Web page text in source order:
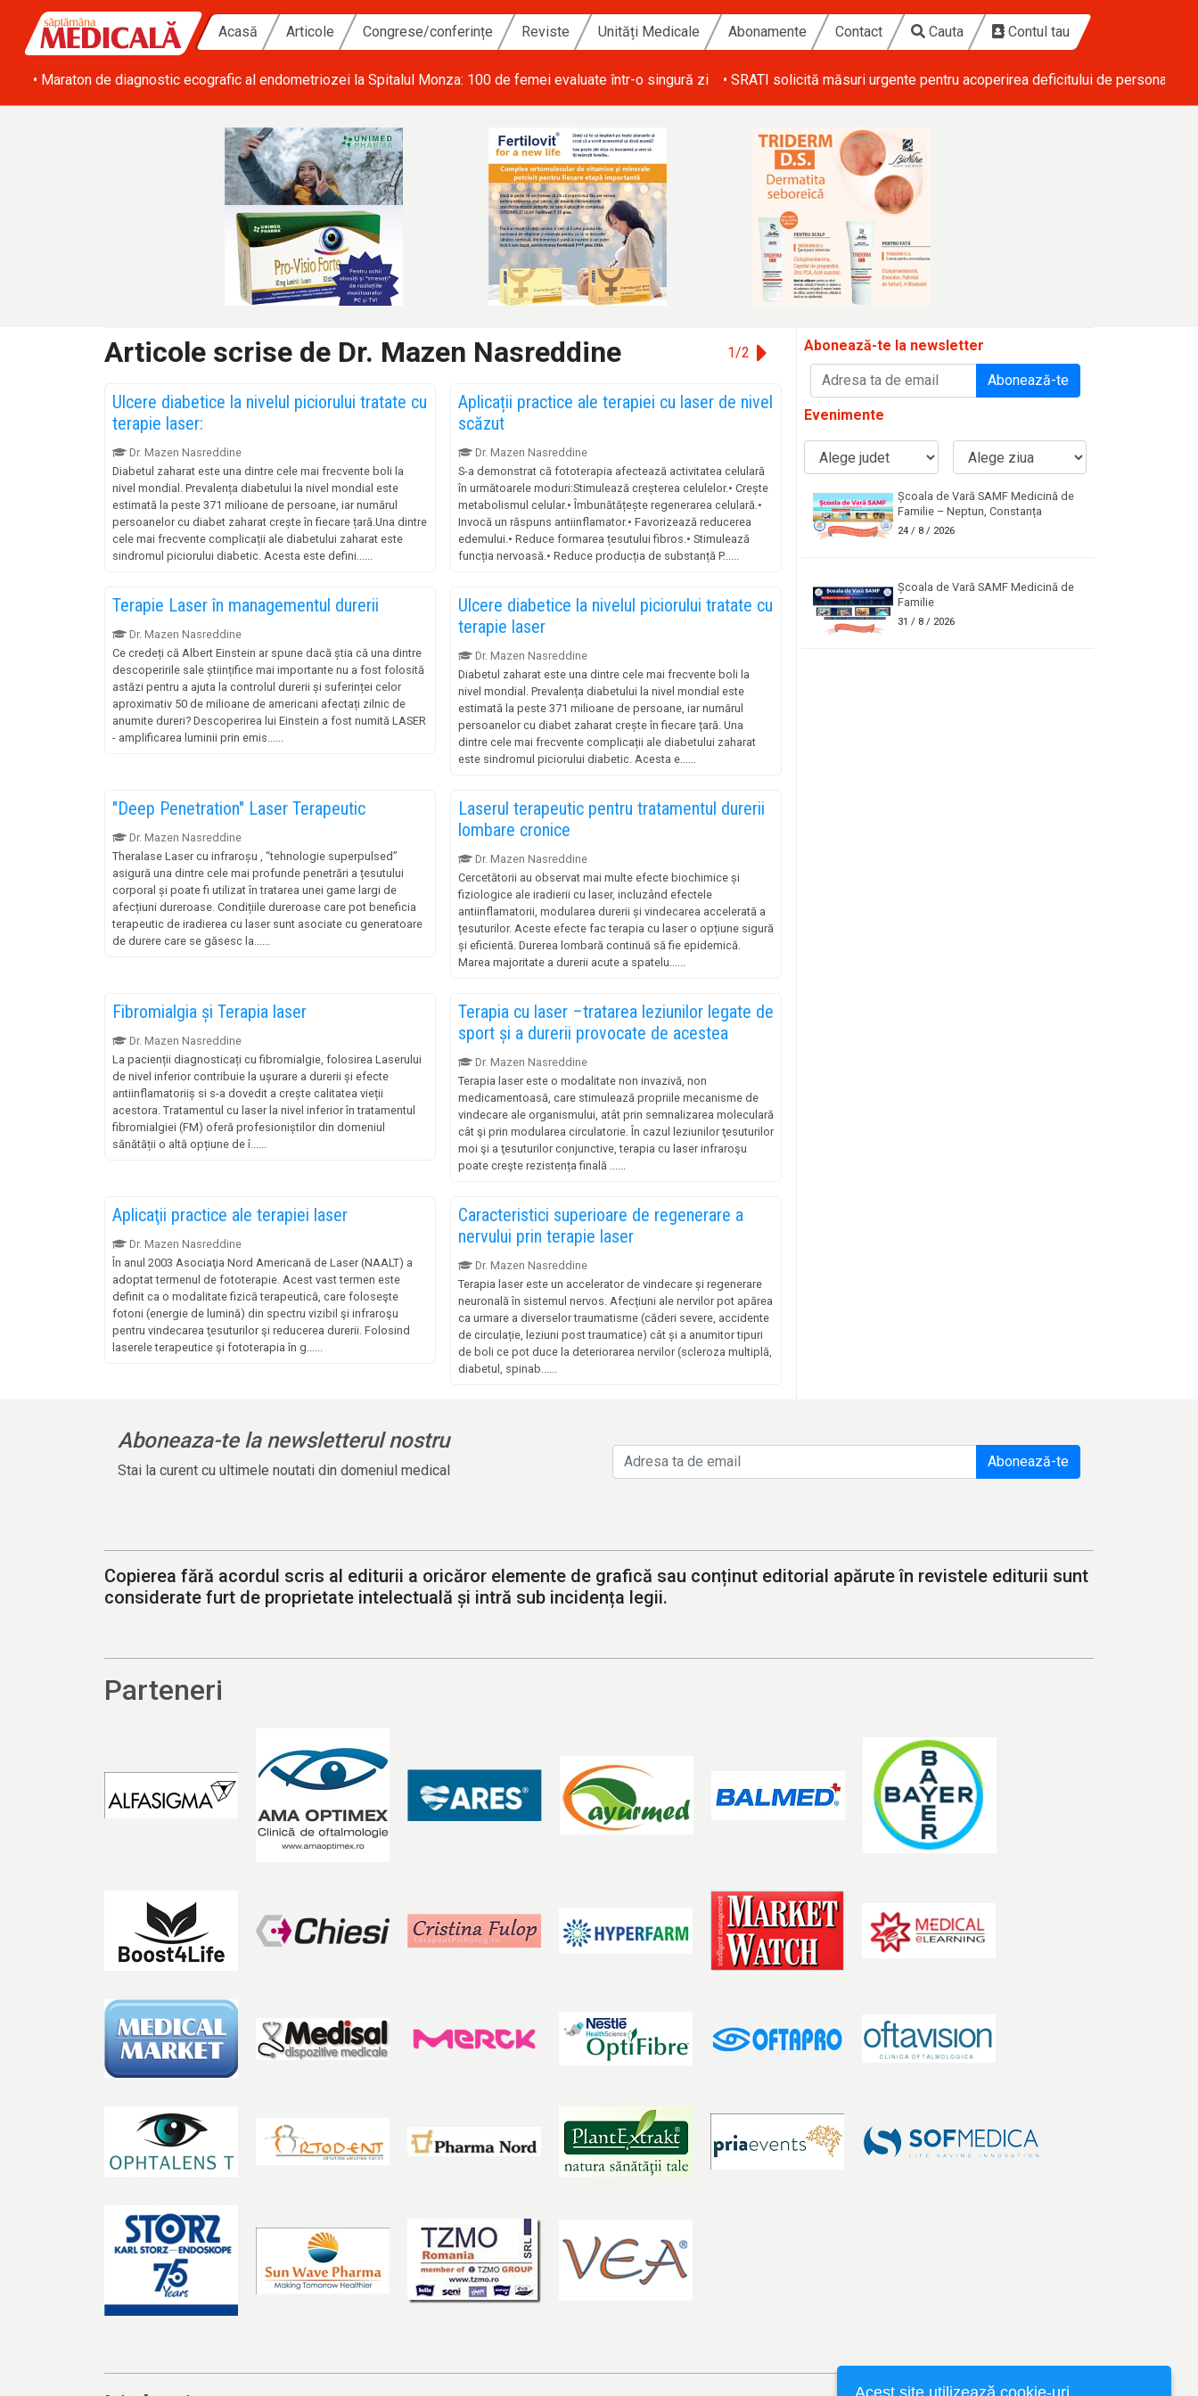
Acasă Articole Congrese/conferințe Reviste Unități Medicale Abonamente Contact Cauta Contul tau
• SRATI solicită măsuri urgente pentru acoperirea deficitului de personal din ATI și salarizarea echitabilă a personalului medical • Ponderas Academic Hospital investește 1,7 milioane
Articole scrise de Dr. Mazen Nasreddine 1/2
Ulcere diabetice la nivelul piciorului tratate cu
terapie laser:
Dr. Mazen Nasreddine
Diabetul zaharat este una dintre cele mai frecvente boli la
nivel mondial. Prevalența diabetului la nivel mondial este
estimată la peste 371 milioane de persoane, iar numărul
persoanelor cu diabet zaharat crește în fiecare țară.Una dintre
cele mai frecvente complicații ale diabetului zaharat este
sindromul piciorului diabetic. Acesta este defini......
Aplicații practice ale terapiei cu laser de nivel
scăzut
Dr. Mazen Nasreddine
S-a demonstrat că fototerapia afectează activitatea celulară
în următoarele moduri:Stimulează creșterea celulelor.• Crește
metabolismul celular.• Îmbunătățește regenerarea celulară.•
Invocă un răspuns antiinflamator.• Favorizează reducerea
edemului.• Reduce formarea țesutului fibros.• Stimulează
funcția nervoasă.• Reduce producția de substanță P......
Terapie Laser în managementul durerii
Dr. Mazen Nasreddine
Ce credeți că Albert Einstein ar spune dacă știa că una dintre
descoperirile sale științifice mai importante nu a fost folosită
astăzi pentru a ajuta la controlul durerii și suferinței celor
aproximativ 50 de milioane de americani afectați zilnic de
anumite dureri? Descoperirea lui Einstein a fost numită LASER
- amplificarea luminii prin emis......
Ulcere diabetice la nivelul piciorului tratate cu
terapie laser
Dr. Mazen Nasreddine
Diabetul zaharat este una dintre cele mai frecvente boli la
nivel mondial. Prevalența diabetului la nivel mondial este
estimată la peste 371 milioane de persoane, iar numărul
persoanelor cu diabet zaharat crește în fiecare țară. Una
dintre cele mai frecvente complicații ale diabetului zaharat
este sindromul piciorului diabetic. Acesta e......
"Deep Penetration" Laser Terapeutic
Dr. Mazen Nasreddine
Theralase Laser cu infraroșu , “tehnologie superpulsed”
asigură una dintre cele mai profunde penetrări a țesutului
corporal și poate fi utilizat în tratarea unei game largi de
afecțiuni dureroase. Condițiile dureroase care pot beneficia
terapeutic de iradierea cu laser sunt asociate cu generatoare
de durere care se găsesc la......
Laserul terapeutic pentru tratamentul durerii
lombare cronice
Dr. Mazen Nasreddine
Cercetătorii au observat mai multe efecte biochimice și
fiziologice ale iradierii cu laser, incluzând efectele
antiinflamatorii, modularea durerii și vindecarea accelerată a
țesuturilor. Aceste efecte fac terapia cu laser o opțiune sigură
și eficientă. Durerea lombară continuă să fie epidemică.
Marea majoritate a durerii acute a spatelu......
Fibromialgia și Terapia laser
Dr. Mazen Nasreddine
La pacienții diagnosticați cu fibromialgie, folosirea Laserului
de nivel inferior contribuie la ușurare a durerii și efecte
antiinflamatoriiș si s-a dovedit a crește calitatea vieții
acestora. Tratamentul cu laser la nivel inferior în tratamentul
fibromialgiei (FM) oferă profesioniștilor din domeniul
sănătății o altă opțiune de î......
Terapia cu laser –tratarea leziunilor legate de
sport și a durerii provocate de acestea
Dr. Mazen Nasreddine
Terapia laser este o modalitate non invazivă, non
medicamentoasă, care stimulează propriile mecanisme de
vindecare ale organismului, atât prin semnalizarea moleculară
cât şi prin modularea circulatorie. În cazul leziunilor ţesuturilor
moi şi a ţesuturilor conjunctive, terapia cu laser infraroşu
poate creşte rezistența finală ......
Aplicaţii practice ale terapiei laser
Dr. Mazen Nasreddine
În anul 2003 Asociaţia Nord Americană de Laser (NAALT) a
adoptat termenul de fototerapie. Acest vast termen este
definit ca o modalitate fizică terapeutică, care foloseşte
fotoni (energie de lumină) din spectru vizibil şi infraroşu
pentru vindecarea ţesuturilor şi reducerea durerii. Folosind
laserele terapeutice şi fototerapia în g......
Caracteristici superioare de regenerare a
nervului prin terapie laser
Dr. Mazen Nasreddine
Terapia laser este un accelerator de vindecare și regenerare
neuronală în sistemul nervos. Afecțiuni ale nervilor pot apărea
ca urmare a diverselor traumatisme (căderi severe, accidente
de circulație, leziuni post traumatice) cât și a anumitor tipuri
de boli ce pot duce la deteriorarea nervilor (scleroza multiplă,
diabetul, spinab......
Abonează-te la newsletter
Abonează-te
Evenimente
Școala de Vară SAMF Medicină de
Familie – Neptun, Constanța
24/ 8 / 2026
Școala de Vară SAMF Medicină de
Familie
31 / 8 / 2026
Aboneaza-te la newsletterul nostru
Stai la curent cu ultimele noutati din domeniul medical
Abonează-te
Copierea fără acordul scris al editurii a oricăror elemente de grafică sau conținut editorial apărute în revistele editurii sunt
considerate furt de proprietate intelectuală și intră sub incidența legii.
Parteneri
Acest site utilizează cookie-uri